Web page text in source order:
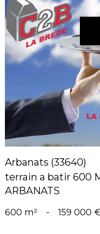
Arbanats (33640)
terrain a batir 600
ARBANATS
600 m² - 159 000